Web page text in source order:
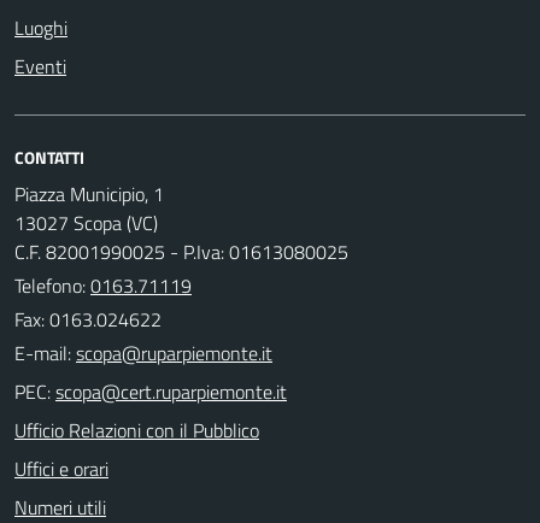
Luoghi
Eventi
CONTATTI
Piazza Municipio, 1
13027 Scopa (VC)
C.F. 82001990025 - P.Iva: 01613080025
Telefono:0163.71119
Fax: 0163.024622
E-mail:
PEC:
Ufficio Relazioni con il Pubblico
Uffici e orari
Numeri utili